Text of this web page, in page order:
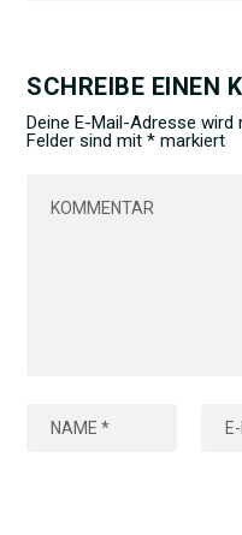
SCHREIBE EINEN
Deine E-Mail-Adresse
Felder sind mit* markiert